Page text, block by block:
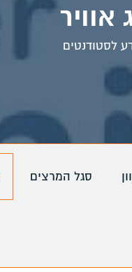
אוויר
לסטודנטים
סגל המרצים